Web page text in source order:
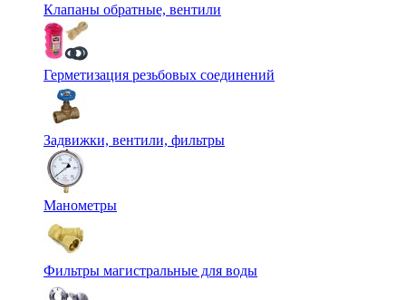
Клапаны обратные, вентили
Герметизация резьбовых соединений
Задвижки, вентили, фильтры
Манометры
Фильтры магистральные для воды